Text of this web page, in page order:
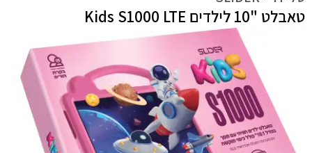
טאבלט "10 לילדים Kids S1000 LTE